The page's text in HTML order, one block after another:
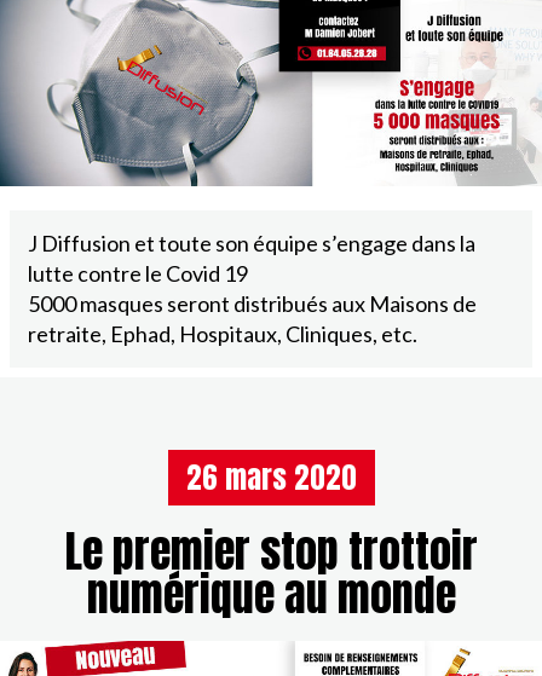
J Diffusion et toute son équipe s’engage dans la
lutte contre le Covid 19
5000 masques seront distribués aux Maisons de
retraite, Ephad, Hospitaux, Cliniques, etc.
26 mars 2020
Le premier stop trottoir
numérique au monde